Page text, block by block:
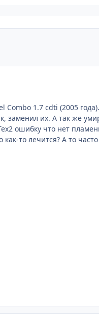
1.7 cdti (2005
заменил их. А так же
ошибку что нет
то лечится? А то